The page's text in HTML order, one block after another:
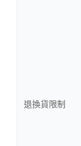
退換貨限制